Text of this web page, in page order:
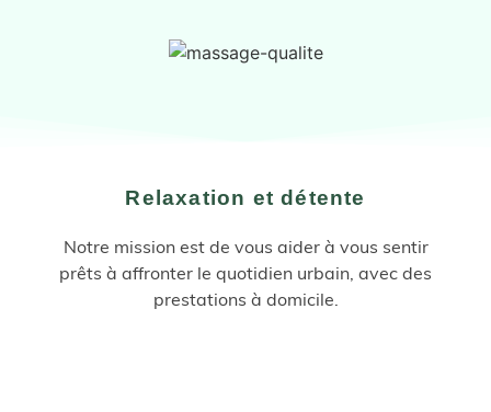
Relaxation et détente
Notre mission est de vous aider à vous sentir
prêts à affronter le quotidien urbain, avec des
prestations à domicile.